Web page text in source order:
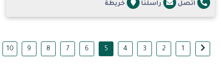
اتصل راسلنا خريطة
1
2
3
4
5
6
7
8
9
10